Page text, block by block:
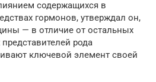
содержащихся в
гормонов, утверждал он,
— в отличие от остальных
рода
ключевой элемент своей